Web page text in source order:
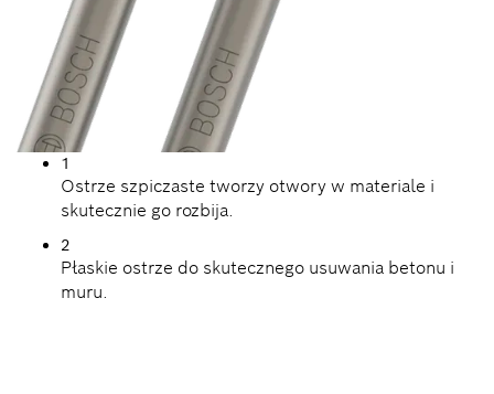
1
Ostrze szpiczaste tworzy otwory w materiale i
skutecznie go rozbija.
2
Płaskie ostrze do skutecznego usuwania betonu i
muru.